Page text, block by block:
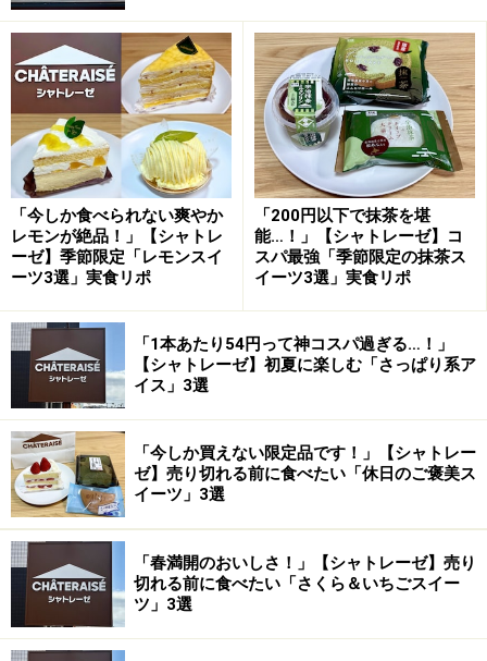
たて牛乳を使用したバニラアイスの組み合わせが楽しめ
る一品。
マンゴー氷の真ん中にバニラアイスが入っています
マンゴー氷は氷の粒を均一に整え、バニラアイスはクリ
ーム仕立てにすることで、滑らかな口あたりに仕上げて
いるのだそう。
ひと口で、濃厚なマンゴー氷とバニラアイスのおいしさを楽
しめるかき氷フロートです
濃厚なマンゴーの甘みとシャリッとした氷の口どけに、
ミルク感たっぷりのバニラアイスが溶け合い、ひと口で
マンゴー氷とバニラアイスの両方を楽しめます。「かき
氷も食べたいけどバニラアイスも食べたい！」という欲
張りな気分をかなえてくれる逸品です。
2. 「果実食感バー ライチ」1本 81円／6本
入 399円
「今しか食べられない爽やか
レモンが絶品！」【シャトレ
ーゼ】季節限定「レモンスイ
ーツ3選」実食リポ
「200円以下で抹茶を堪
能…！」【シャトレーゼ】コ
スパ最強「季節限定の抹茶ス
イーツ3選」実食リポ
「1本あたり54円って神コスパ過ぎる…！」
【シャトレーゼ】初夏に楽しむ「さっぱり系ア
イス」3選
「今しか買えない限定品です！」【シャトレー
ゼ】売り切れる前に食べたい「休日のご褒美ス
イーツ」3選
「春満開のおいしさ！」【シャトレーゼ】売り
切れる前に食べたい「さくら＆いちごスイー
ツ」3選